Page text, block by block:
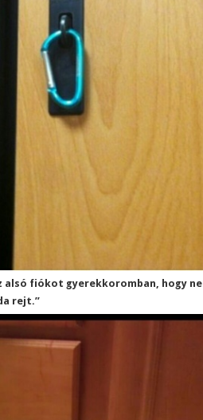
alsó fiókot gyerekkoromban, hogy ne
rejt.”